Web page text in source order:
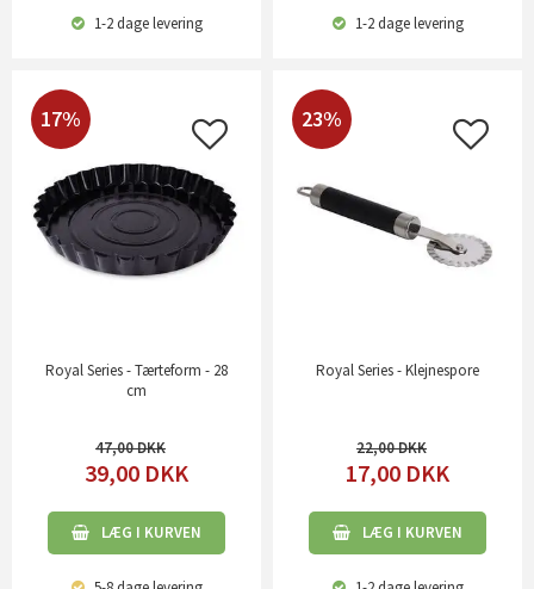
1-2 dagelevering 1-2 dagelevering
17%
Royal Series - Tærteform - 28
cm
47,00
39,00 DKK
LÆG I KURVEN
23%
Royal Series - Klejnespore
22,00
17,00 DKK
LÆG I KURVEN